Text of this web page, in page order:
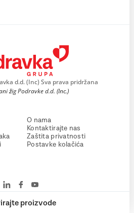
proizvode
d.d. (Inc) Sva prava pridržana
žig Podravke d.d. (Inc.)
O nama
Kontaktirajte nas
Zaštita privatnosti
Postavke kolačića